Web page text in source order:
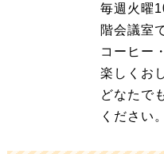
毎週火曜
階会議室
コーヒー
楽しくお
どなたで
ください。